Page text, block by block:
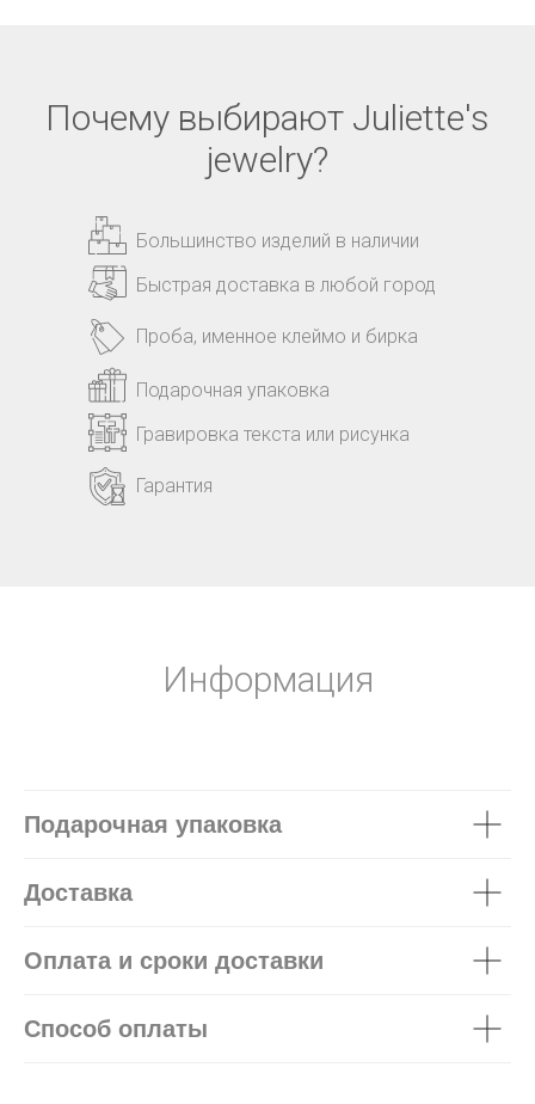
Почему выбирают Juliette's
jewelry?
Большинство изделий в наличии
Быстрая доставка в любой город
Подарочная упаковка
Гравировка текста или рисунка
Проба, именное клеймо и бирка
Гарантия
Информация
Подарочная упаковка
Доставка
Оплата и сроки доставки
Способ оплаты